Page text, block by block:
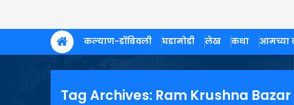
कल्याण-डोंबिवली घडामोडी लेख कथा आमच्या
Tag Archives: Ram Krushna Bazar